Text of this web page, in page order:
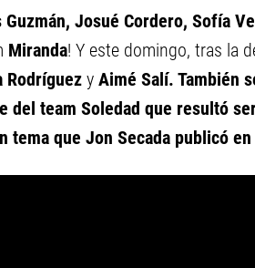
Guzmán, Josué Cordero, Sofía
Miranda! Y este domingo, tras la
Rodríguez y Aimé Salí. También
del team Soledad que resultó
tema que Jon Secada publicó